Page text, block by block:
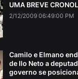
UMA BREVE
2/12/2009 06:49:00 PM
Camilo e Elmano
de Ilo Neto a
governo se